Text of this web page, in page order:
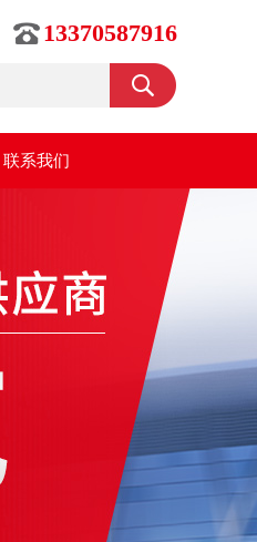
13370587916
联系我们